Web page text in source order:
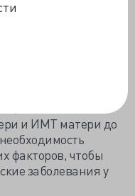
или высокий ИМТ
нервных и
риск
связанный с
и ИМТ матери до
факторов, чтобы
заболевания у